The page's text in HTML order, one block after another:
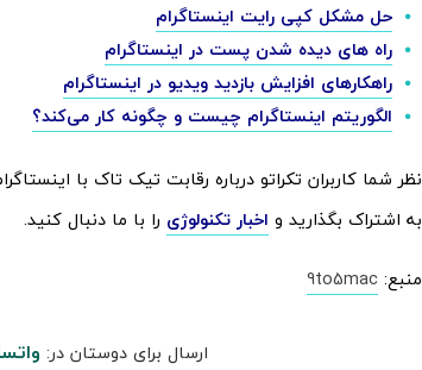
حل مشکل کپی رایت اینستاگرام
راه های دیده شدن پست در اینستاگرام
راهکارهای افزایش بازدید ویدیو در اینستاگرام
الگوریتم اینستاگرام چیست و چگونه کار می‌کند؟
نظر شما کاربران تکراتو درباره رقابت تیک تاک با
به اشتراک بگذارید و اخبار تکنولوژی را با ما دنبال کنید.
منبع: 9to5mac
ارسال برای دوستان در: